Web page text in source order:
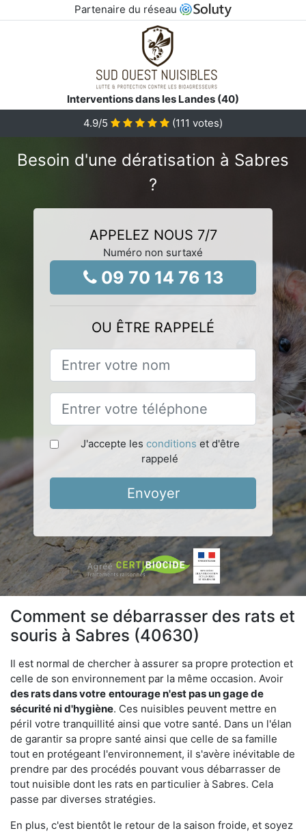
Partenaire du réseau
Interventions dans les Landes (40)
4.9/5 (111 votes)
Besoin d'une dératisation à Sabres
?
APPELEZ NOUS 7/7
Numéro non surtaxé
09 70 14 76 13
OU ÊTRE RAPPELÉ
J'accepte les conditions et d'être
rappelé
Envoyer
Comment se débarrasser des rats et
souris à Sabres (40630)
Il est normal de chercher à assurer sa propre protection et
celle de son environnement par la même occasion. Avoir
des rats dans votre entourage n'est pas un gage de
sécurité ni d'hygiène. Ces nuisibles peuvent mettre en
péril votre tranquillité ainsi que votre santé. Dans un l'élan
de garantir sa propre santé ainsi que celle de sa famille
tout en protégeant l'environnement, il s'avère inévitable de
prendre par des procédés pouvant vous débarrasser de
tout nuisible dont les rats en particulier à Sabres. Cela
passe par diverses stratégies.
En plus, c'est bientôt le retour de la saison froide, et soyez